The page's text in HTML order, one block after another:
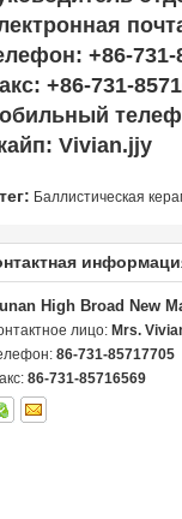
+86-731-
+86-731-
Vivian.jjy
тег: Баллистическая
High Broad New
лицо: Mrs.
86-731-85717705
86-731-85716569